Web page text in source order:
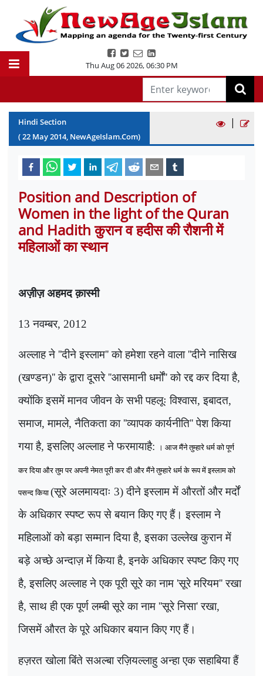
Thu Aug 06 2026,06:30 PM
Hindi Section
(22 May2014, NewAgeIslam.Com)
|
Position and Description of
Women in the light of the Quran
and Hadith कुरान व हदीस की रौशनी में
महिलाओं का स्थान
अज़ीज़ अहमद क़ास्मी
13नवम्बर, 2012
अल्लाह ने ''दीने इस्लाम''को हमेशा रहने वाला''दीने नासिख
(खण्डन)''के द्वारा दूसरे''आसमानी धर्मों''को रद्द कर दिया है,
क्योंकि इसमें मानव जीवन के सभी पहलूः विश्वास,इबादत,
समाज,मामले, नैतिकता का''व्यापक कार्यनीति''पेश किया
गया है, इसलिए अल्लाह ने फरमायाहै:
। आज मैंने तुम्हारे धर्म को पूर्ण
कर दिया और तुम पर अपनी नेमत पूरी कर दी और मैंने तुम्हारे धर्म के रूप में इस्लाम को
पसन्द किया (सूरे अलमायदाः 3) दीने इस्लाम में औरतों और मर्दों
के अधिकार स्पष्ट रूप से बयान किए गए हैं। इस्लाम ने
महिलाओं को बड़ा सम्मान दिया है, इसका उल्लेख कुरान में
बड़े अच्छे अन्दाज़ में किया है, इनके अधिकार स्पष्ट किए गए
है, इसलिए अल्लाह ने एक पूरी सूरे का नाम 'सूरे मरियम''रखा
है, साथ ही एक पूर्ण लम्बी सूरे का नाम ''सूरे निसा'रखा,
जिसमें औरत के पूरे अधिकार बयान किए गए हैं।
हज़रत खोला बिंते सअल्बा रज़ियल्लाहु अन्हा एक सहाबिया हैं